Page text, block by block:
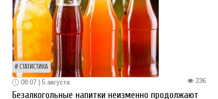
СТАТИСТИКА
236
08:07 | 5 августа
Безалкогольные напитки неизменно продолжают